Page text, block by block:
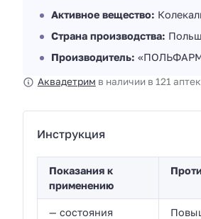
Активное вещество:
Страна производства:
Производитель:
Аквадетрим в наличии в 121
Инструкция
Показания к
применению
— состояния